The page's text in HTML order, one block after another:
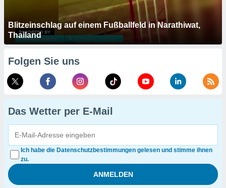
Blitzeinschlag auf einem Fußballfeld in Narathiwat,
Thailand
Folgen Sie uns
Das Wetter per E-Mail
Ich habe die Datenschutzbestimmungen gelesen und stimme ihnen
zu.